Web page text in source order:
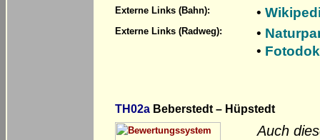
Externe Links (Bahn): •
Externe Links (Radweg): •
•
TH02a Beberstedt – Hüpstedt
Auch